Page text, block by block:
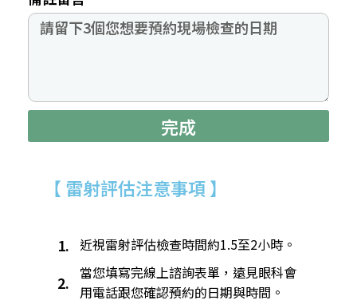
完成
【 雷射評估注意事項 】
1. 近視雷射評估檢查時間約1.5至2小時。​
2.
當您填寫完線上諮詢表單，遠見眼科會
用電話跟您確認預約的日期與時間。